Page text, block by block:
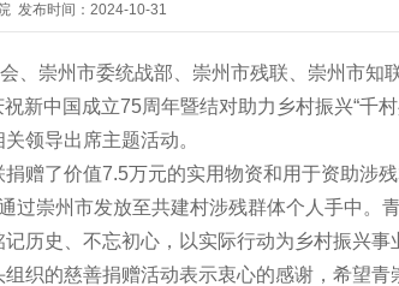
发布时间：2024-10-31
、崇州市委统战部、崇州市残联、崇州市知
新中国成立75周年暨结对助力乡村振兴“千
领导出席主题活动。
了价值7.5万元的实用物资和用于资助涉
过崇州市发放至共建村涉残群体个人手中。
历史、不忘初心，以实际行动为乡村振兴事
织的慈善捐赠活动表示衷心的感谢，希望青